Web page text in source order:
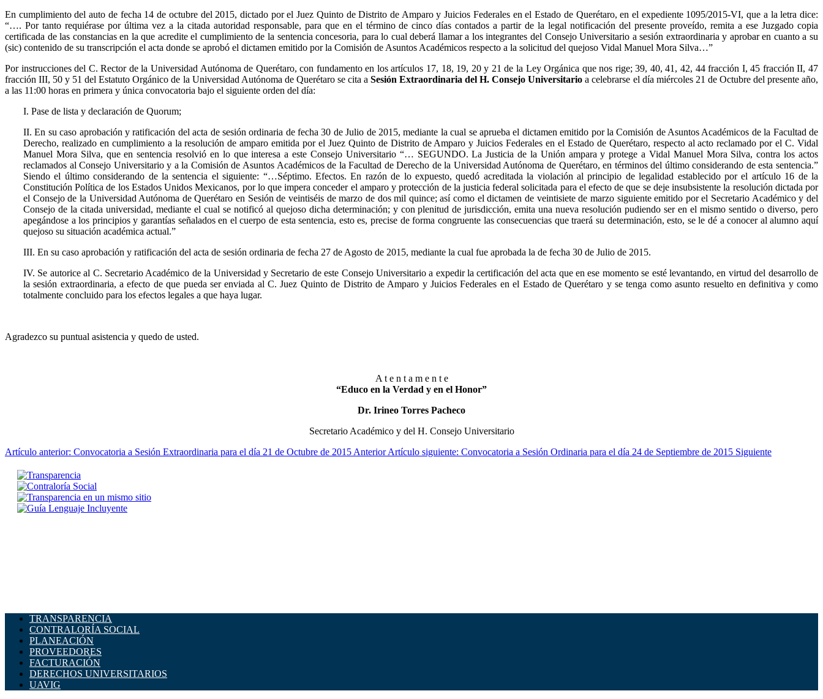
En cumplimiento del auto de fecha 14 de octubre del 2015, dictado por el Juez Quinto de Distrito de Amparo y Juicios Federales en el Estado de Querétaro, en el expediente 1095/2015-VI, que a la letra dice:
“…. Por tanto requiérase por última vez a la citada autoridad responsable, para que en el término de cinco días contados a partir de la legal notificación del presente proveído, remita a ese Juzgado copia
certificada de las constancias en la que acredite el cumplimiento de la sentencia concesoria, para lo cual deberá llamar a los integrantes del Consejo Universitario a sesión extraordinaria y aprobar en cuanto a su
(sic) contenido de su transcripción el acta donde se aprobó el dictamen emitido por la Comisión de Asuntos Académicos respecto a la solicitud del quejoso Vidal Manuel Mora Silva…”
Por instrucciones del C. Rector de la Universidad Autónoma de Querétaro, con fundamento en los artículos 17, 18, 19, 20 y 21 de la Ley Orgánica que nos rige; 39, 40, 41, 42, 44 fracción I, 45 fracción II, 47
fracción III, 50 y 51 del Estatuto Orgánico de la Universidad Autónoma de Querétaro se cita aSesión Extraordinaria del H. Consejo Universitario a celebrarse el día miércoles 21 de Octubre del presente año,
a las 11:00 horas en primera y única convocatoria bajo el siguiente orden del día:
I. Pase de lista y declaración de Quorum;
II. En su caso aprobación y ratificación del acta de sesión ordinaria de fecha 30 de Julio de 2015, mediante la cual se aprueba el dictamen emitido por la Comisión de Asuntos Académicos de la Facultad de
Derecho, realizado en cumplimiento a la resolución de amparo emitida por el Juez Quinto de Distrito de Amparo y Juicios Federales en el Estado de Querétaro, respecto al acto reclamado por el C. Vidal
Manuel Mora Silva, que en sentencia resolvió en lo que interesa a este Consejo Universitario “… SEGUNDO. La Justicia de la Unión ampara y protege a Vidal Manuel Mora Silva, contra los actos
reclamados al Consejo Universitario y a la Comisión de Asuntos Académicos de la Facultad de Derecho de la Universidad Autónoma de Querétaro, en términos del último considerando de esta sentencia.”
Siendo el último considerando de la sentencia el siguiente: “…Séptimo. Efectos. En razón de lo expuesto, quedó acreditada la violación al principio de legalidad establecido por el artículo 16 de la
Constitución Política de los Estados Unidos Mexicanos, por lo que impera conceder el amparo y protección de la justicia federal solicitada para el efecto de que se deje insubsistente la resolución dictada por
el Consejo de la Universidad Autónoma de Querétaro en Sesión de veintiséis de marzo de dos mil quince; así como el dictamen de veintisiete de marzo siguiente emitido por el Secretario Académico y del
Consejo de la citada universidad, mediante el cual se notificó al quejoso dicha determinación; y con plenitud de jurisdicción, emita una nueva resolución pudiendo ser en el mismo sentido o diverso, pero
apegándose a los principios y garantías señalados en el cuerpo de esta sentencia, esto es, precise de forma congruente las consecuencias que traerá su determinación, esto, se le dé a conocer al alumno aquí
quejoso su situación académica actual.”
III. En su caso aprobación y ratificación del acta de sesión ordinaria de fecha 27 de Agosto de 2015, mediante la cual fue aprobada la de fecha 30 de Julio de 2015.
IV. Se autorice al C. Secretario Académico de la Universidad y Secretario de este Consejo Universitario a expedir la certificación del acta que en ese momento se esté levantando, en virtud del desarrollo de
la sesión extraordinaria, a efecto de que pueda ser enviada al C. Juez Quinto de Distrito de Amparo y Juicios Federales en el Estado de Querétaro y se tenga como asunto resuelto en definitiva y como
totalmente concluido para los efectos legales a que haya lugar.
Agradezco su puntual asistencia y quedo de usted.
A t e n t a m e n t e
“Educo en la Verdad y en el Honor”
Dr. Irineo Torres Pacheco
Secretario Académico y del H. Consejo Universitario
Artículo anterior: Convocatoria a Sesión Extraordinaria para el día 21 de Octubre de 2015 Anterior Artículo siguiente: Convocatoria a Sesión Ordinaria para el día 24 de Septiembre de 2015 Siguiente
TRANSPARENCIA
CONTRALORÍA SOCIAL
PLANEACIÓN
PROVEEDORES
FACTURACIÓN
DERECHOS UNIVERSITARIOS
UAVIG